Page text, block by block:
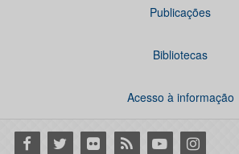
Publicações
Bibliotecas
Acesso à informação
Facebook
Twitter Flickr RSS YoutubeInstagram